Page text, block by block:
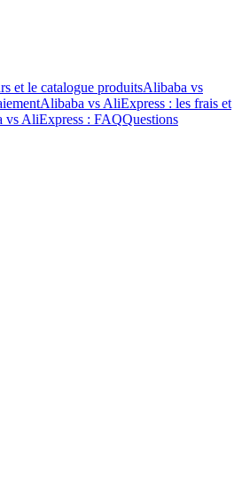
et le catalogue produitsAlibaba vs
Alibaba vs AliExpress : les frais et
vs AliExpress : FAQQuestions